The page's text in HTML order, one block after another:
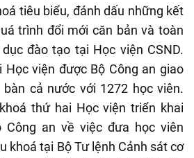
tiêu biểu, đánh dấu những kết
trình đổi mới căn bản và toàn
đào tạo tại Học viện CSND.
viện được Bộ Công an giao
cả nước với 1272 học viên.
thứ hai Học viện triển khai
Công an về việc đưa học viên
khoá tại Bộ Tư lệnh Cảnh sát cơ